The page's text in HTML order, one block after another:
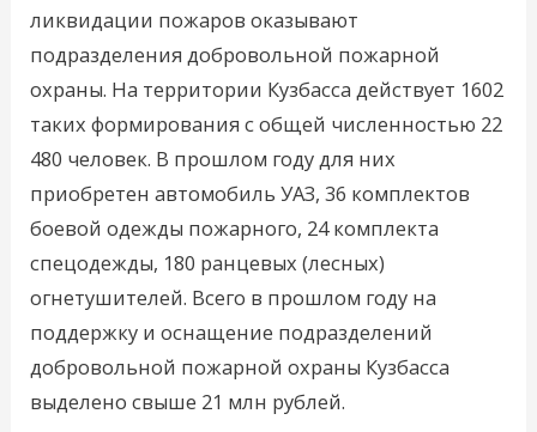
ликвидации пожаров оказывают
подразделения добровольной пожарной
охраны. На территории Кузбасса действует 1602
таких формирования с общей численностью 22
480 человек. В прошлом году для них
приобретен автомобиль УАЗ, 36 комплектов
боевой одежды пожарного, 24 комплекта
спецодежды, 180 ранцевых (лесных)
огнетушителей. Всего в прошлом году на
поддержку и оснащение подразделений
добровольной пожарной охраны Кузбасса
выделено свыше 21 млн рублей.